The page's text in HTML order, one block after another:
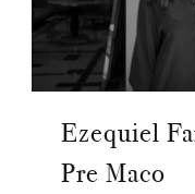
Ezequiel
Pre Maco